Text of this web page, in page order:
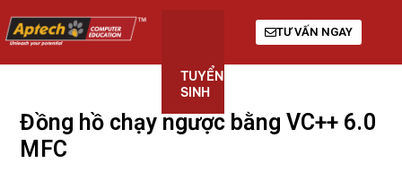
TUYỂN
SINH
TƯ VẤN NGAY
Đồng hồ chạy ngược bằng VC++ 6.0
MFC